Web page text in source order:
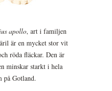
apollo, art i familjen
är en mycket stor vit
röda fläckar. Den är
minskar starkt i hela
på Gotland.